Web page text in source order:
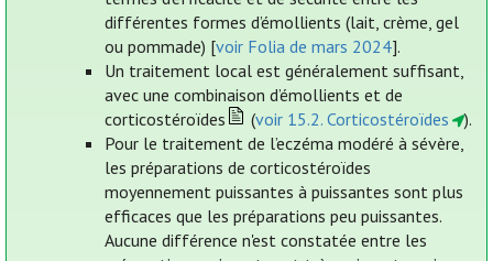
différentes formes d’émollients (lait, crème, gel
ou pommade) [voir Folia de mars 2024].
Un traitement local est généralement suffisant,
avec une combinaison d’émollients et de
corticostéroïdes
(voir 15.2. Corticostéroïdes
).
Pour le traitement de l’eczéma modéré à sévère,
les préparations de corticostéroïdes
moyennement puissantes à puissantes sont plus
efficaces que les préparations peu puissantes.
Aucune différence n'est constatée entre les